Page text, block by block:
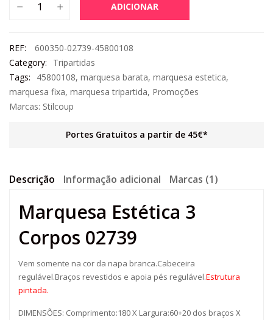
ADICIONAR
REF:
600350-02739-45800108
Category:
Tripartidas
Tags:
45800108, marquesa barata, marquesa estetica,
marquesa fixa, marquesa tripartida, Promoções
Marcas: Stilcoup
Portes Gratuitos a partir de 45€*
Descrição Informação adicional Marcas (1)
Marquesa Estética 3
Corpos 02739
Vem somente na cor da napa branca.Cabeceira
regulável.Braços revestidos e apoia pés regulável.Estrutura
pintada.
DIMENSÕES: Comprimento:180 X Largura:60+20 dos braços X